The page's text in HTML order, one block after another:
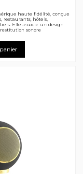
haute fidélité, conçue
restaurants, hôtels,
Elle associe un design
sonore